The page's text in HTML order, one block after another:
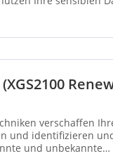
verschaffen
und identifizieren
und unbekannte